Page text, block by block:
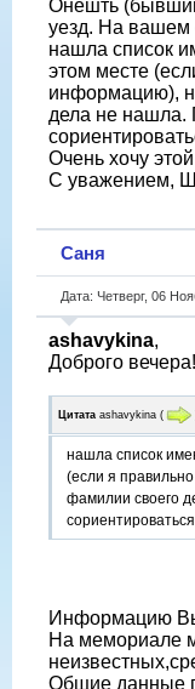
Онешть
уезд. На вашем
нашла список
этом месте
информацию),
дела не нашла.
Очень хочу
С уважением,
Саня
Дата: Четверг, 06
ashavykina,
Доброго вечера!
Цитата ashavykina (
нашла список
(если я
фамилии своего
Информацию
На мемориале
Общие данные